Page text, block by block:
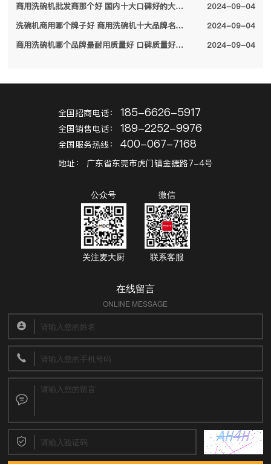
商用洗碗机批发商那个好 国内十大口碑好的大型商用洗碗机厂家名单2024
2024-09-04
洗碗机商用哪个牌子好 商用洗碗机十大品牌名单2024
2024-09-04
商用洗碗机哪个品牌最耐用质量好 口碑质量好的十大商用洗碗机品牌2024
2024-09-04
全国招商电话： 185-6626-5917
全国销售电话： 189-2252-9976
全国服务热线： 400-067-7168
地址： 广东省东莞市虎门镇金捷路7-4号
公众号
关注麦大厨
微信
联系客服
在线留言
ONLINE MESSAGE